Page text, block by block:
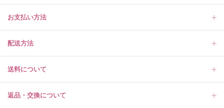
お支払い方法
配送方法
送料について
返品・交換について